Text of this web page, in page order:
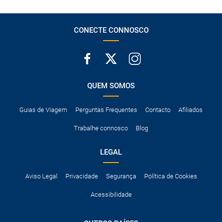
Acessórios opcionais como cadeiras de criança, correntes de
CONECTE CONNOSCO
QUEM SOMOS
Guias de Viagem Perguntas Frequentes Contacto Afiliados
Trabalhe connosco Blog
LEGAL
Aviso Legal Privacidade Segurança Política de Cookies
Acessibilidade